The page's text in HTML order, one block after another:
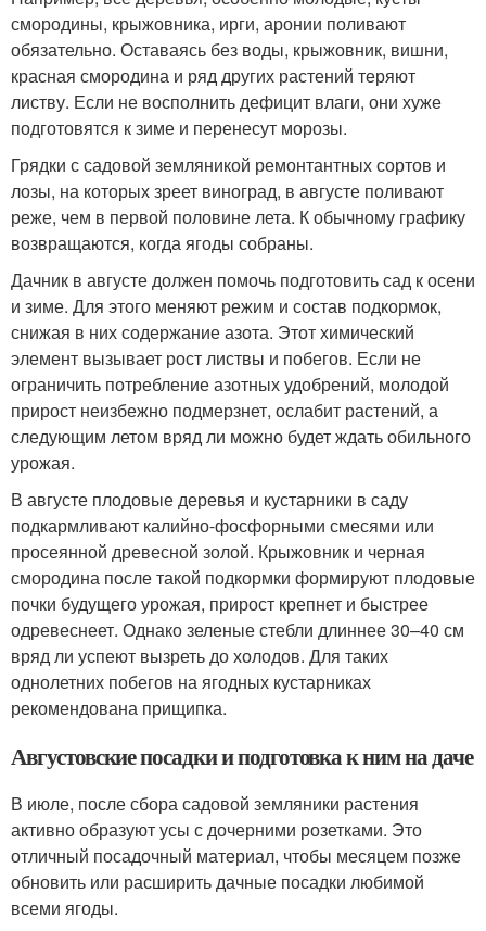
смородины, крыжовника, ирги, аронии поливают
обязательно. Оставаясь без воды, крыжовник, вишни,
красная смородина и ряд других растений теряют
листву. Если не восполнить дефицит влаги, они хуже
подготовятся к зиме и перенесут морозы.
Грядки с садовой земляникой ремонтантных сортов и
лозы, на которых зреет виноград, в августе поливают
реже, чем в первой половине лета. К обычному графику
возвращаются, когда ягоды собраны.
Дачник в августе должен помочь подготовить сад к осени
и зиме. Для этого меняют режим и состав подкормок,
снижая в них содержание азота. Этот химический
элемент вызывает рост листвы и побегов. Если не
ограничить потребление азотных удобрений, молодой
прирост неизбежно подмерзнет, ослабит растений, а
следующим летом вряд ли можно будет ждать обильного
урожая.
В августе плодовые деревья и кустарники в саду
подкармливают калийно-фосфорными смесями или
просеянной древесной золой. Крыжовник и черная
смородина после такой подкормки формируют плодовые
почки будущего урожая, прирост крепнет и быстрее
одревеснеет. Однако зеленые стебли длиннее 30–40 см
вряд ли успеют вызреть до холодов. Для таких
однолетних побегов на ягодных кустарниках
рекомендована прищипка.
Августовские посадки и подготовка к ним на даче
В июле, после сбора садовой земляники растения
активно образуют усы с дочерними розетками. Это
отличный посадочный материал, чтобы месяцем позже
обновить или расширить дачные посадки любимой
всеми ягоды.